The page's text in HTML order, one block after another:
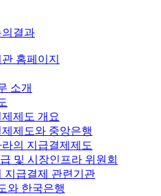
결과
홈페이지
소개
제도 개요
제도와 중앙은행
의 지급결제제도
및 시장인프라 위원회
지급결제 관련기관
와 한국은행